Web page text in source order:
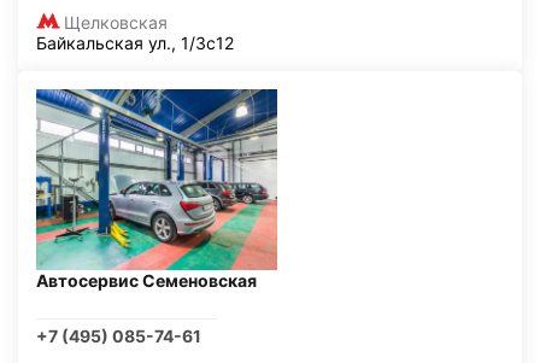
Щелковская
Байкальская ул., 1/3с12
Автосервис Семеновская
+7 (495) 085-74-61